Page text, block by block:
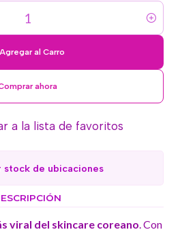
Agregar al Carro
ahora
a la lista de favoritos
stock de ubicaciones
viral del skincare coreano. Con